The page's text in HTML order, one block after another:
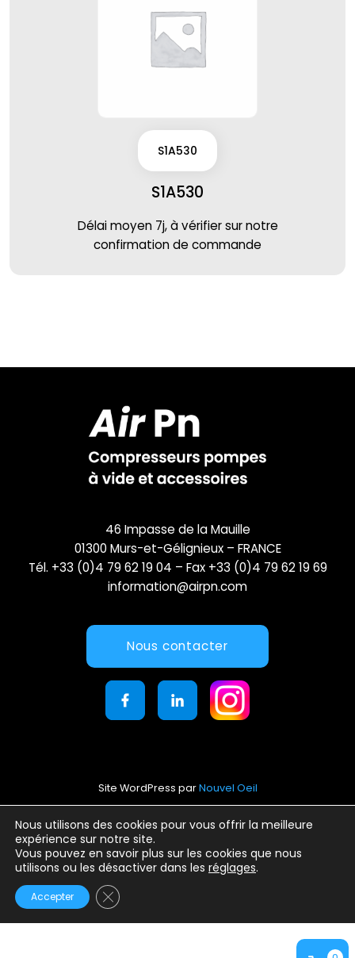
S1A530
S1A530
Délai moyen 7j, à vérifier sur notre
confirmation de commande
Nous utilisons des cookies pour vous offrir la meilleure
expérience sur notre site.
Vous pouvez en savoir plus sur les cookies que nous
utilisons ou les désactiver dans les réglages.
Accepter Fermer la bannière des cookies GDPR
46 Impasse de la Mauille
01300 Murs-et-Gélignieux – FRANCE
Tél. +33 (0)4 79 62 19 04 – Fax +33 (0)4 79 62 19 69
information@airpn.com
Nous contacter
Site WordPress parNouvel Oeil
Mentions légales
Conditions générales d’utilisation
Politique de confidentialité